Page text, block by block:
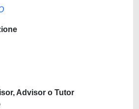
Advisor o Tutor